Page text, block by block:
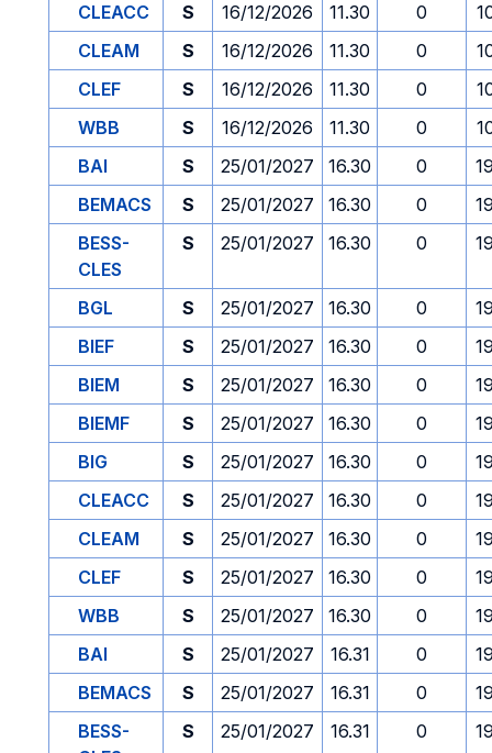
CLEACC
S 16/12/2026 11.30 0
CLEAM
S 16/12/2026 11.30 0
CLEF
S 16/12/2026 11.30 0
WBB
S 16/12/2026 11.30 0
BAI
S 25/01/2027 16.30 0
BEMACS
S 25/01/2027 16.30 0
BESS-
CLES
S 25/01/2027 16.30 0
BGL S 25/01/2027 16.30 0
BIEF
S 25/01/2027 16.30 0
BIEM
S 25/01/2027 16.30 0
BIEMF
S 25/01/2027 16.30 0
BIG
S 25/01/2027 16.30 0
CLEACC
S 25/01/2027 16.30 0
CLEAM
S 25/01/2027 16.30 0
CLEF
S 25/01/2027 16.30 0
WBB
S 25/01/2027 16.30 0
BAI
S 25/01/2027 16.31 0
BEMACS
S 25/01/2027 16.31 0
BESS-
S 25/01/2027 16.31 0